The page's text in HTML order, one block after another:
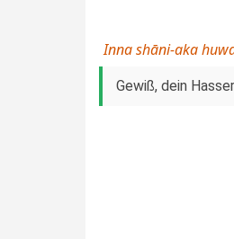
Inna shāni-aka
Gewiß, dein